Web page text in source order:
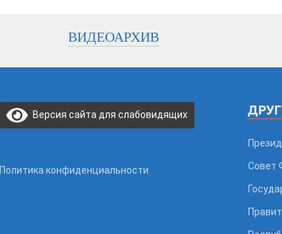
ВИДЕОАРХИВ
Версия сайта для слабовидящих
Политика конфиденциальности Совет